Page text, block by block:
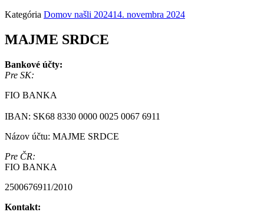
Kategória Domov našli 202414. novembra 2024
MAJME SRDCE
Bankové účty:
Pre SK:
FIO BANKA
IBAN: SK68 8330 0000 0025 0067 6911
Názov účtu: MAJME SRDCE
Pre ČR:
FIO BANKA
2500676911/2010
Kontakt: